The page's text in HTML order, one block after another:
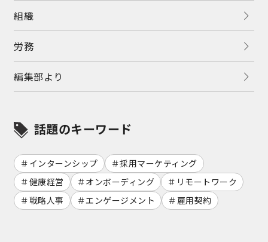
組織
労務
編集部より
話題のキーワード
インターンシップ
採用マーケティング
健康経営
オンボーディング
リモートワーク
戦略人事
エンゲージメント 雇用契約